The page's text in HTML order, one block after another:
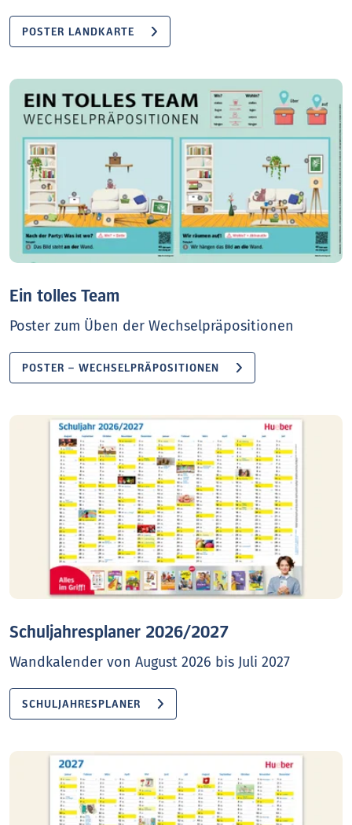
POSTER LANDKARTE
Ein tolles Team
Poster zum Üben der Wechselpräpositionen
POSTER – WECHSELPRÄPOSITIONEN
Schuljahresplaner 2026/2027
Wandkalender von August 2026 bis Juli 2027
SCHULJAHRESPLANER